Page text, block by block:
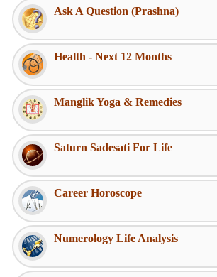
Ask A Question (Prashna)
Health - Next 12 Months
Manglik Yoga & Remedies
Saturn Sadesati For Life
Career Horoscope
Numerology Life Analysis